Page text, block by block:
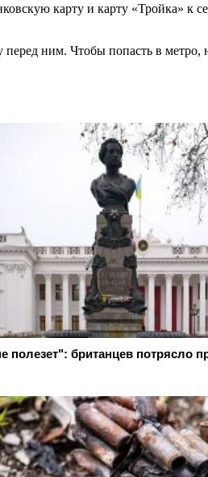
карту и карту «Тройка» к
ним. Чтобы попасть в
полезет": британцев потрясло